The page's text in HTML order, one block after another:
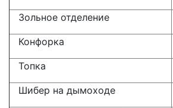
Зольное отделение
Конфорка
Топка
Шибер на дымоходе